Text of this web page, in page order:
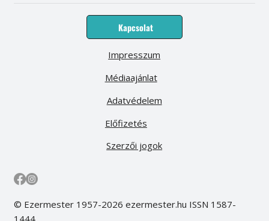
Kapcsolat
Médiaajánlat
Előfizetés
Impresszum
Adatvédelem
Szerzői jogok
© Ezermester 1957-2026 ezermester.hu ISSN 1587-